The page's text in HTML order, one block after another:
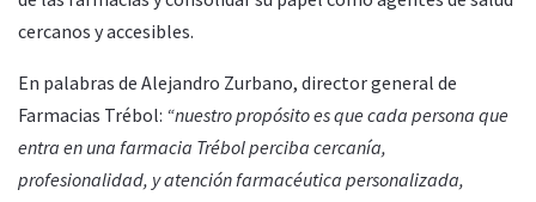
cercanos y accesibles.
En palabras de Alejandro Zurbano, director general de
Farmacias Trébol: “nuestro propósito es que cada persona que
entra en una farmacia Trébol perciba cercanía,
profesionalidad, y atención farmacéutica personalizada,